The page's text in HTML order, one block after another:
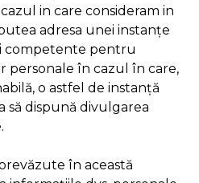
in care consideram in
adresa unei instanțe
competente pentru
personale în cazul în care,
o astfel de instanță
să dispună divulgarea
în această